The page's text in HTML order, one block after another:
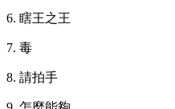
6. 瞎王之王
7. 毒
8. 請拍手